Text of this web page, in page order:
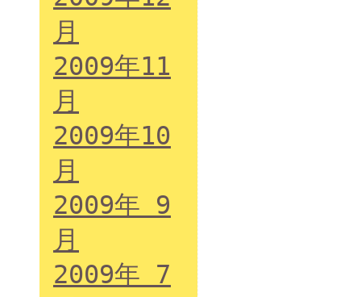
月
2009年11
月
2009年10
月
2009年 9
月
2009年 7